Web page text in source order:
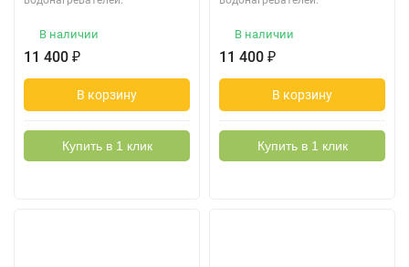
В наличии
11 400 ₽
В корзину
Купить в 1 клик
В наличии
11 400 ₽
В корзину
Купить в 1 клик